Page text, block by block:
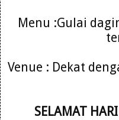
Menu :Gulai
Venue : Dekat
SELAMAT